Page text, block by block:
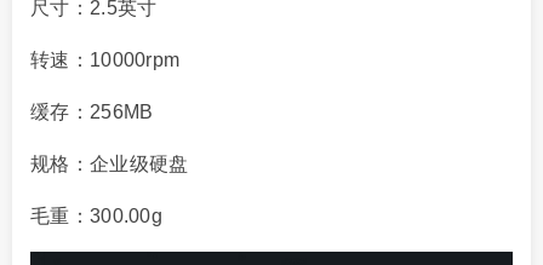
尺寸：2.5英寸
转速：10000rpm
缓存：256MB
规格：企业级硬盘
毛重：300.00g